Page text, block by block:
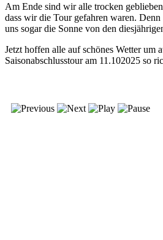
Am Ende sind wir alle trocken
dass wir die Tour gefahren waren.
uns sogar die Sonne von den
Jetzt hoffen alle auf schönes Wetter um
Saisonabschlusstour am 11.102025 so